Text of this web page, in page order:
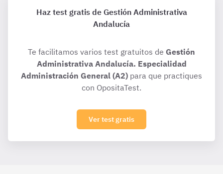
Haz test gratis de Gestión Administrativa
Andalucía
Te facilitamos varios test gratuitos de Gestión
Administrativa Andalucía. Especialidad
Administración General (A2) para que practiques
con OpositaTest.
Ver test gratis